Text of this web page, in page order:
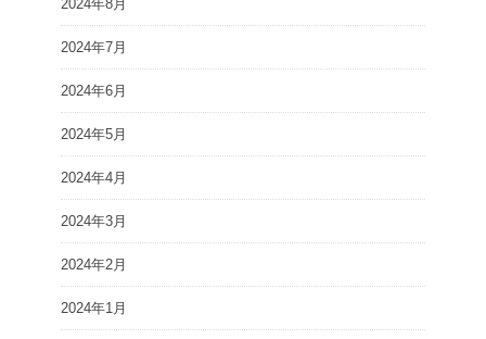
2024年8月
2024年7月
2024年6月
2024年5月
2024年4月
2024年3月
2024年2月
2024年1月